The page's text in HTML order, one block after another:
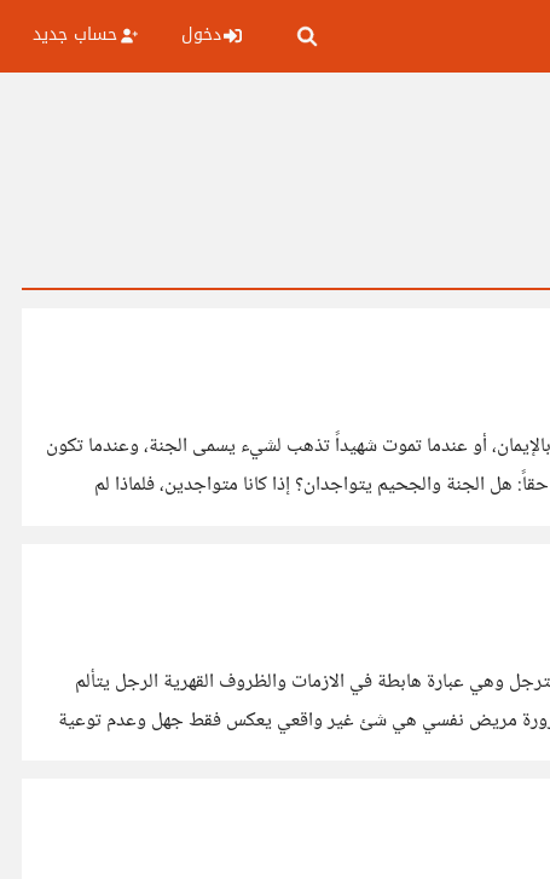
دخول حساب جديد
أو عندما تموت شهيداً تذهب لشيء يسمى الجنة، وعندما تكون
هل الجنة والجحيم يتواجدان؟ إذا كانا متواجدين، فلماذا لم
وهي عبارة هابطة في الازمات والظروف القهرية الرجل يتألم
مريض نفسي هي شئ غير واقعي يعكس فقط جهل وعدم توعية